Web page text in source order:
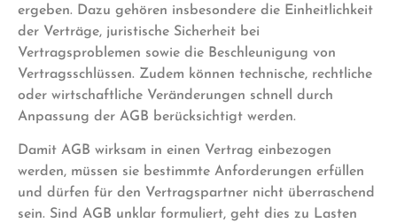
ergeben. Dazu gehören insbesondere die Einheitlichkeit
der Verträge, juristische Sicherheit bei
Vertragsproblemen sowie die Beschleunigung von
Vertragsschlüssen. Zudem können technische, rechtliche
oder wirtschaftliche Veränderungen schnell durch
Anpassung der AGB berücksichtigt werden.
Damit AGB wirksam in einen Vertrag einbezogen
werden, müssen sie bestimmte Anforderungen erfüllen
und dürfen für den Vertragspartner nicht überraschend
sein. Sind AGB unklar formuliert, geht dies zu Lasten